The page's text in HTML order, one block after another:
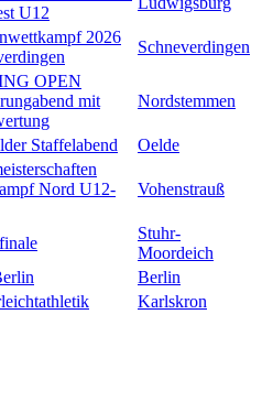
U12
2026
Schneverdingen
OPEN
mit
Nordstemmen
Staffelabend Oelde
Nord U12-
Vohenstrauß
Stuhr-
Moordeich
Berlin
Karlskron